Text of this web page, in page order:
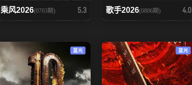
乘风2026(0703期) 5.3 歌手2026(0806期) 4.0
蓝光 蓝光